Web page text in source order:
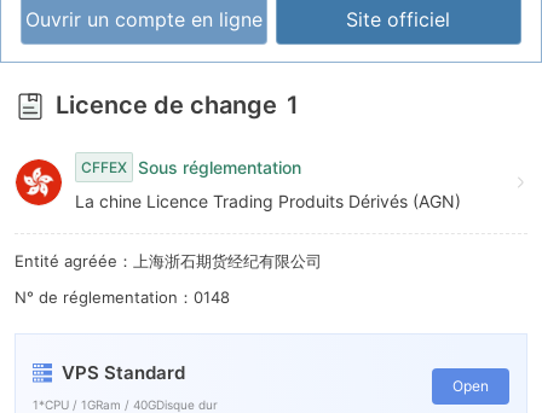
9 4
5
6
7
8
9
2
3
4
5
6
7
8
9
Ouvrir un compte en ligne Site officiel
Licence de change 1
CFFEX Sous réglementation
La chine Licence Trading Produits Dérivés (AGN)
Entité agréée：上海浙石期货经纪有限公司
N° de réglementation：0148
VPS Standard
1*CPU / 1GRam / 40GDisque dur
Open